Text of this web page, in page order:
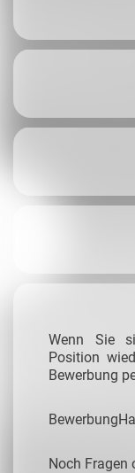
Wenn Sie
Position
Bewerbung
Noch Fragen